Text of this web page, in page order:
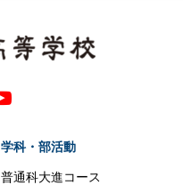
学科・部活動
普通科大進コース